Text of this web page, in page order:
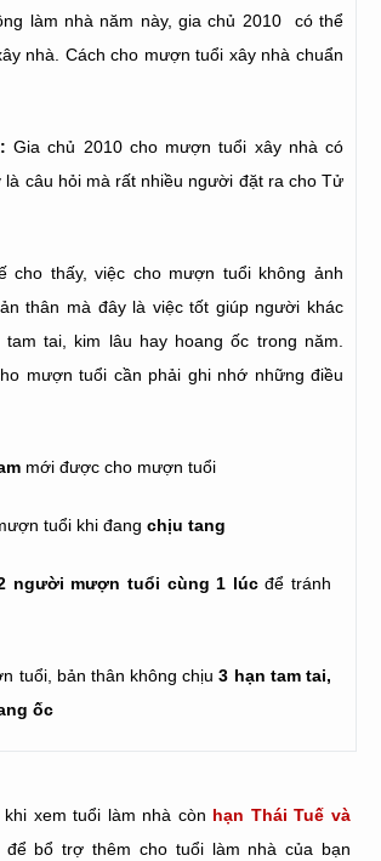
làm nhà năm này, gia chủ 2010 có thể
nhà. Cách cho mượn tuổi xây nhà chuẩn
Gia chủ 2010 cho mượn tuổi xây nhà có
là câu hỏi mà rất nhiều người đặt ra cho Tử
cho thấy, việc cho mượn tuổi không ảnh
thân mà đây là việc tốt giúp người khác
tai, kim lâu hay hoang ốc trong năm.
mượn tuổi cần phải ghi nhớ những điều
mới được cho mượn tuổi
tuổi khi đang chịu tang
người mượn tuổi cùng 1 lúcđể tránh
tuổi, bản thân không chịu3 hạn tam tai,
ốc
khi xem tuổi làm nhà còn hạn Thái Tuế và
để bổ trợ thêm cho tuổi làm nhà của bạn